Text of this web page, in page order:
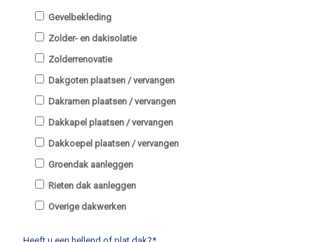
Gevelbekleding
Zolder- en dakisolatie
Zolderrenovatie
Dakgoten plaatsen / vervangen
Dakramen plaatsen / vervangen
Dakkapel plaatsen / vervangen
Dakkoepel plaatsen / vervangen
Groendak aanleggen
Rieten dak aanleggen
Overige dakwerken